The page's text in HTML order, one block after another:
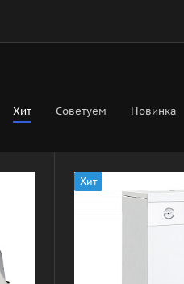
Хит Советуем Новинка
Хит